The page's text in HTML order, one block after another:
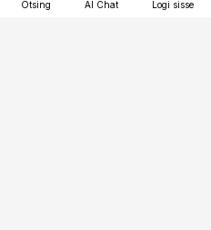
Otsing AI Chat Logi sisse